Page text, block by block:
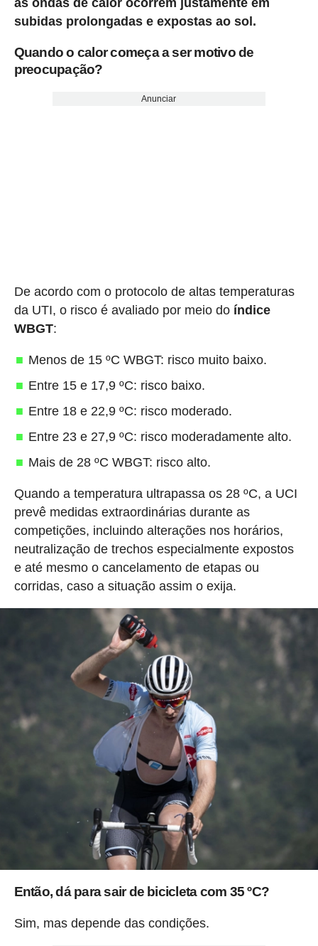
subidas prolongadas e expostas ao sol.
Quando o calor começa a ser motivo de
preocupação?
Anunciar
De acordo com o protocolo de altas temperaturas
da UTI, o risco é avaliado por meio do índice
WBGT:
Menos de 15 ºC WBGT: risco muito baixo.
Entre 15 e 17,9 ºC: risco baixo.
Entre 18 e 22,9 ºC: risco moderado.
Entre 23 e 27,9 ºC: risco moderadamente alto.
Mais de 28 ºC WBGT: risco alto.
Quando a temperatura ultrapassa os 28 ºC, a UCI
prevê medidas extraordinárias durante as
competições, incluindo alterações nos horários,
neutralização de trechos especialmente expostos
e até mesmo o cancelamento de etapas ou
corridas, caso a situação assim o exija.
Então, dá para sair de bicicleta com 35 ºC?
Sim, mas depende das condições.